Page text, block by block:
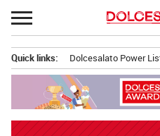
Passa
al
principale
Quick links: Dolcesalato Power